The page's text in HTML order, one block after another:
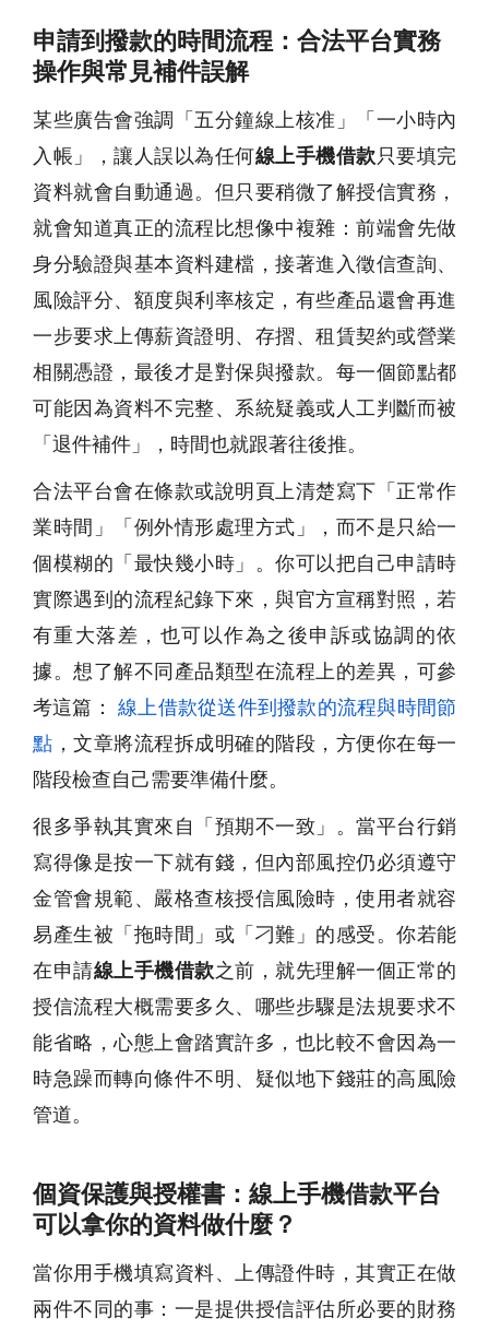
申請到撥款的時間流程：合法平台實務
操作與常見補件誤解
某些廣告會強調「五分鐘線上核准」「一小時內
入帳」，讓人誤以為任何線上手機借款只要填完
資料就會自動通過。但只要稍微了解授信實務，
就會知道真正的流程比想像中複雜：前端會先做
身分驗證與基本資料建檔，接著進入徵信查詢、
風險評分、額度與利率核定，有些產品還會再進
一步要求上傳薪資證明、存摺、租賃契約或營業
相關憑證，最後才是對保與撥款。每一個節點都
可能因為資料不完整、系統疑義或人工判斷而被
「退件補件」，時間也就跟著往後推。
合法平台會在條款或說明頁上清楚寫下「正常作
業時間」「例外情形處理方式」，而不是只給一
個模糊的「最快幾小時」。你可以把自己申請時
實際遇到的流程紀錄下來，與官方宣稱對照，若
有重大落差，也可以作為之後申訴或協調的依
據。想了解不同產品類型在流程上的差異，可參
考這篇：
線上借款從送件到撥款的流程與時間節
點 ，文章將流程拆成明確的階段，方便你在每一
階段檢查自己需要準備什麼。
很多爭執其實來自「預期不一致」。當平台行銷
寫得像是按一下就有錢，但內部風控仍必須遵守
金管會規範、嚴格查核授信風險時，使用者就容
易產生被「拖時間」或「刁難」的感受。你若能
在申請線上手機借款之前，就先理解一個正常的
授信流程大概需要多久、哪些步驟是法規要求不
能省略，心態上會踏實許多，也比較不會因為一
時急躁而轉向條件不明、疑似地下錢莊的高風險
管道。
個資保護與授權書：線上手機借款平台
可以拿你的資料做什麼？
當你用手機填寫資料、上傳證件時，其實正在做
兩件不同的事：一是提供授信評估所必要的財務